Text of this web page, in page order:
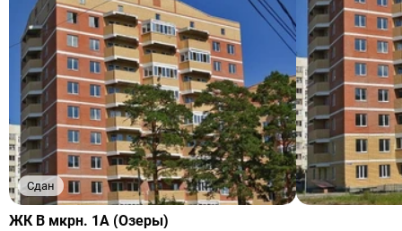
Сдан
ЖК В мкрн. 1А (Озеры)